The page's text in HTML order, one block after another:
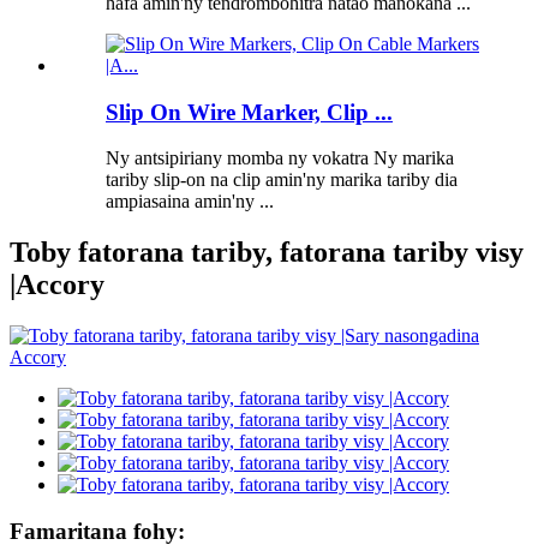
Slip On Wire Marker, Clip ...
Ny antsipiriany momba ny vokatra Ny marika
tariby slip-on na clip amin'ny marika tariby dia
ampiasaina amin'ny ...
Toby fatorana tariby, fatorana tariby visy
|Accory
Famaritana fohy: